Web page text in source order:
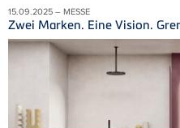
15.09.2025 – MESSE
Zwei Marken. Eine Vision.